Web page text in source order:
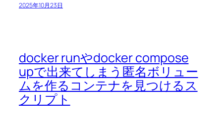
2025年10月23日
docker runやdocker compose
upで出来てしまう匿名ボリュー
ムを作るコンテナを見つけるス
クリプト